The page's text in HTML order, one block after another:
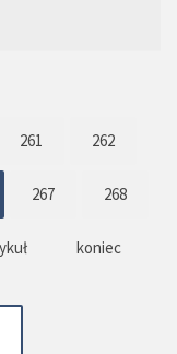
261 262
267 268
koniec